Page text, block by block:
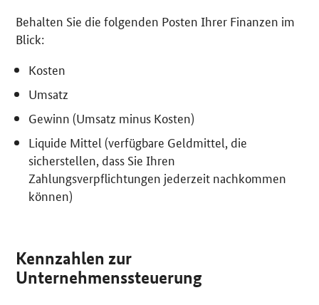
Behalten Sie die folgenden Posten Ihrer Finanzen im
Blick:
Kosten
Umsatz
Gewinn (Umsatz minus Kosten)
Liquide Mittel (verfügbare Geldmittel, die
sicherstellen, dass Sie Ihren
Zahlungsverpflichtungen jederzeit nachkommen
können)
Kennzahlen zur
Unternehmenssteuerung